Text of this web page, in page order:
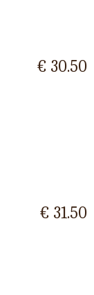
€ 30.50
€ 31.50